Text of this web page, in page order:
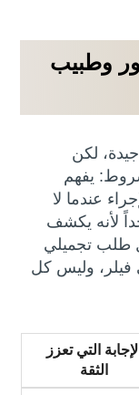
وطبيب
لكن
يفهم
عندما لا
لأنه يكشف
طلب تجميلي
فيلر، وليس كل
الإجابة التي تعزز
الثقة